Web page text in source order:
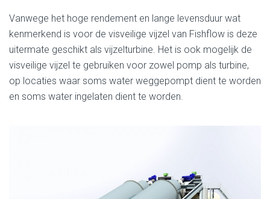
Vanwege het hoge rendement en lange levensduur wat
kenmerkend is voor de visveilige vijzel van Fishflow is deze
uitermate geschikt als vijzelturbine. Het is ook mogelijk de
visveilige vijzel te gebruiken voor zowel pomp als turbine,
op locaties waar soms water weggepompt dient te worden
en soms water ingelaten dient te worden.